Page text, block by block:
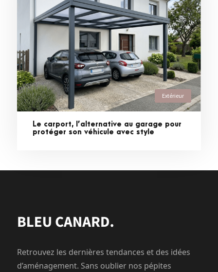
Extérieur
Le carport, l’alternative au garage pour
protéger son véhicule avec style
Retrouvez les dernières tendances et des idées
d’aménagement. Sans oublier nos pépites